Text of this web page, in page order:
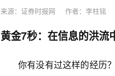
来源：证券时报网 作者：李柱铭
黄金7秒：在信息的洪流
你有没有过这样的经历